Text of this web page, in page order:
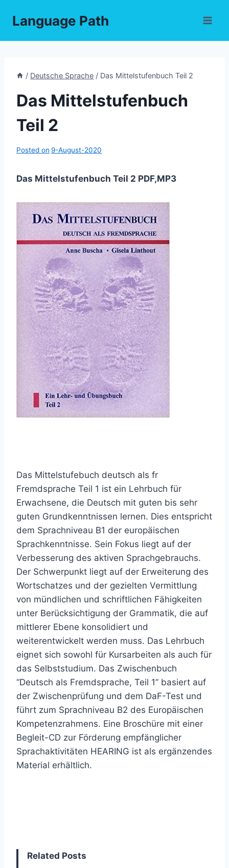
Language Path
/ Deutsche Sprache / Das Mittelstufenbuch Teil 2
Das Mittelstufenbuch
Teil 2
Posted on 9-August-2020
Das Mittelstufenbuch Teil 2 PDF,MP3
Das Mittelstufebuch deutsch als fr
Fremdsprache Teil 1 ist ein Lehrbuch für
Erwachsene, die Deutsch mit guten bis sehr
guten Grundkenntnissen lernen. Dies entspricht
dem Sprachniveau B1 der europäischen
Sprachkenntnisse. Sein Fokus liegt auf der
Verbesserung des aktiven Sprachgebrauchs.
Der Schwerpunkt liegt auf der Erweiterung des
Wortschatzes und der gezielten Vermittlung
von mündlichen und schriftlichen Fähigkeiten
unter Berücksichtigung der Grammatik, die auf
mittlerer Ebene konsolidiert und
weiterentwickelt werden muss. Das Lehrbuch
eignet sich sowohl für Kursarbeiten als auch für
das Selbststudium. Das Zwischenbuch
“Deutsch als Fremdsprache, Teil 1” basiert auf
der Zwischenprüfung und dem DaF-Test und
führt zum Sprachniveau B2 des Europäischen
Kompetenzrahmens. Eine Broschüre mit einer
Begleit-CD zur Förderung empfänglicher
Sprachaktivitäten HEARING ist als ergänzendes
Material erhältlich.
Related Posts